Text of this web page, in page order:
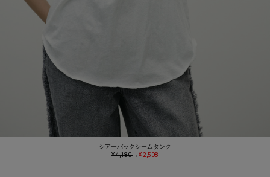
シアーバックシームタンク
¥ 4,180→¥ 2,508